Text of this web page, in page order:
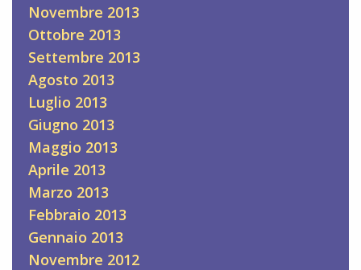
Novembre 2013
Ottobre 2013
Settembre 2013
Agosto 2013
Luglio 2013
Giugno 2013
Maggio 2013
Aprile 2013
Marzo 2013
Febbraio 2013
Gennaio 2013
Novembre 2012